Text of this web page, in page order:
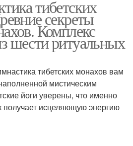
тибетских
секреты
Комплекс
шести ритуальных
тибетских монахов вам
мистическим
йоги уверены, что именно
получает исцеляющую энергию